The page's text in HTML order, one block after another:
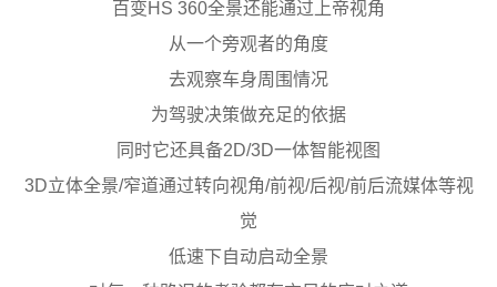
百变HS 360全景还能通过上帝视角
从一个旁观者的角度
去观察车身周围情况
为驾驶决策做充足的依据
同时它还具备2D/3D一体智能视图
3D立体全景/窄道通过转向视角/前视/后视/前后流媒体等视
觉
低速下自动启动全景